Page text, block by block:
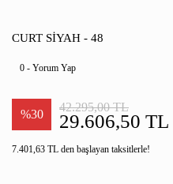
CURT SİYAH - 48
0 - Yorum Yap
%30 29.606,50 TL
42.295,00 TL
7.401,63 TL den başlayan taksitlerle!